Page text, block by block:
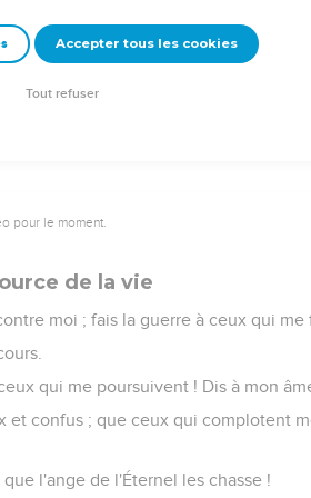
le juste en porteront la peine.
de ceux qui se confient en lui ne
pour le moment.
de la vie
moi ; fais la guerre à ceux qui me
qui me poursuivent ! Dis à mon
et confus ; que ceux qui complotent
l'ange de l'Éternel les chasse !
Accepter tous les cookies
Tout refuser